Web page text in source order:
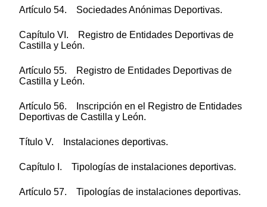
Artículo 54. Sociedades Anónimas Deportivas.
Capítulo VI. Registro de Entidades Deportivas de
Castilla y León.
Artículo 55. Registro de Entidades Deportivas de
Castilla y León.
Artículo 56. Inscripción en el Registro de Entidades
Deportivas de Castilla y León.
Título V. Instalaciones deportivas.
Capítulo I. Tipologías de instalaciones deportivas.
Artículo 57. Tipologías de instalaciones deportivas.